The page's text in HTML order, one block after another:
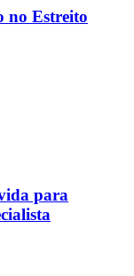
no Estreito
para